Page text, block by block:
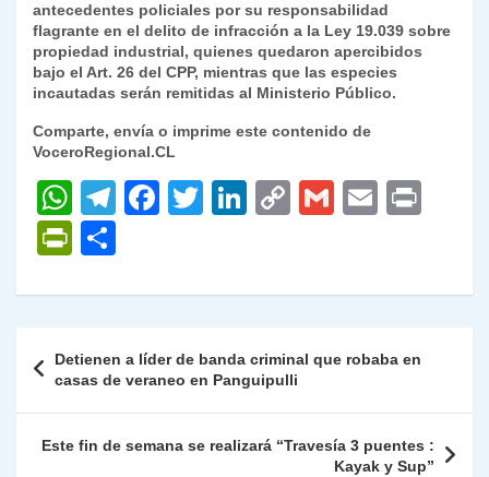
antecedentes policiales por su responsabilidad
flagrante en el delito de infracción a la Ley 19.039 sobre
propiedad industrial, quienes quedaron apercibidos
bajo el Art. 26 del CPP, mientras que las especies
incautadas serán remitidas al Ministerio Público.
Comparte, envía o imprime este contenido de
VoceroRegional.CL
W
h
at
s
p
p
T
gr
m
F
e
o
o
k
T
er
Li
e
n
C
y
n
k
G
l
E
l
P
nt
Fr
ie
n
dl
m
ar
tir
de
entradas
Detienen a líder de banda criminal que robaba en
casas de veraneo en Panguipulli
Este fin de semana se realizará “Travesía 3 puentes :
Kayak y Sup”